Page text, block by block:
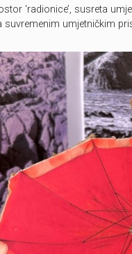
‘radionice’, susreta
suvremenim umjetničkim